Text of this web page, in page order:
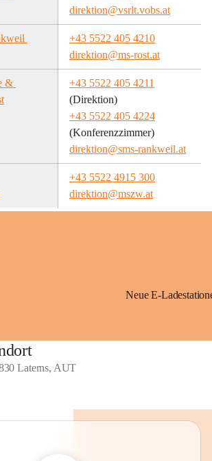
direktion@vsrlt.vobs.at
+43 5522 405 4210
direktion@ms-rost.at
&
+43 5522 405 4211
(Direktion)
+43 5522 405 4224
(Konferenzzimmer)
direktion@sms-rankweil.at
+43 5522 4915 300
direktion@mszw.at
Laterns, AUT